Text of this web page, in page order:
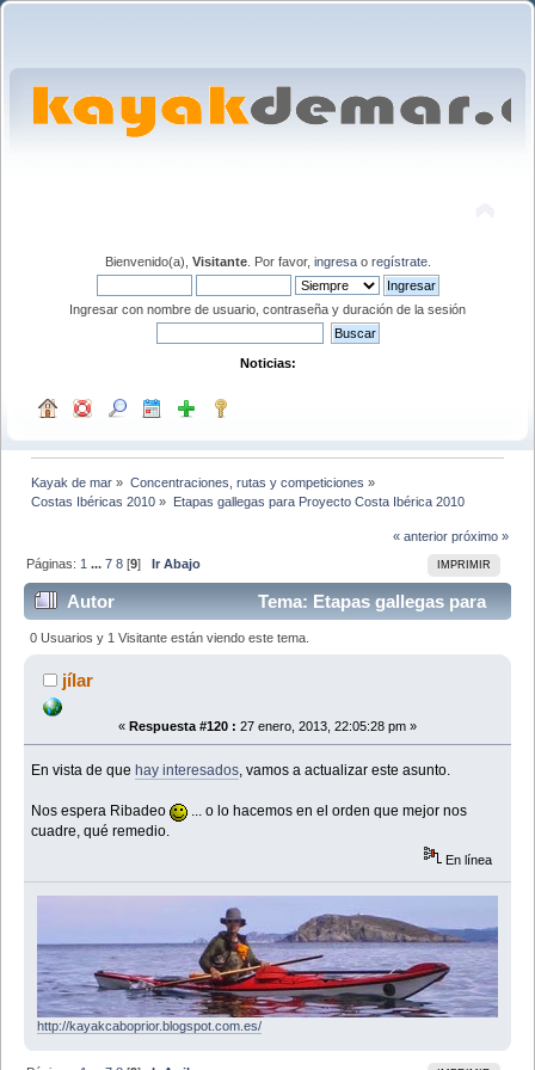
Bienvenido(a), Visitante. Por favor, ingresao regístrate.
Ingresar con nombre de usuario, contraseña y duración de la sesión
Noticias:
Kayak de mar » Concentraciones, rutas y competiciones »
Costas Ibéricas 2010 » Etapas gallegas para Proyecto Costa Ibérica 2010
« anterior próximo »
IMPRIMIR
Páginas: 1 ...7 8 [9]Ir Abajo
Autor
Tema: Etapas gallegas para
Proyecto Costa Ibérica 2010 (Leído 275806 veces)
0 Usuarios y 1 Visitante están viendo este tema.
jílar
« Respuesta #120 : 27 enero, 2013, 22:05:28 pm »
En vista de quehay interesados , vamos a actualizar este asunto.
Nos espera Ribadeo
... o lo hacemos en el orden que mejor nos
cuadre, qué remedio.
En línea
http://kayakcaboprior.blogspot.com.es/